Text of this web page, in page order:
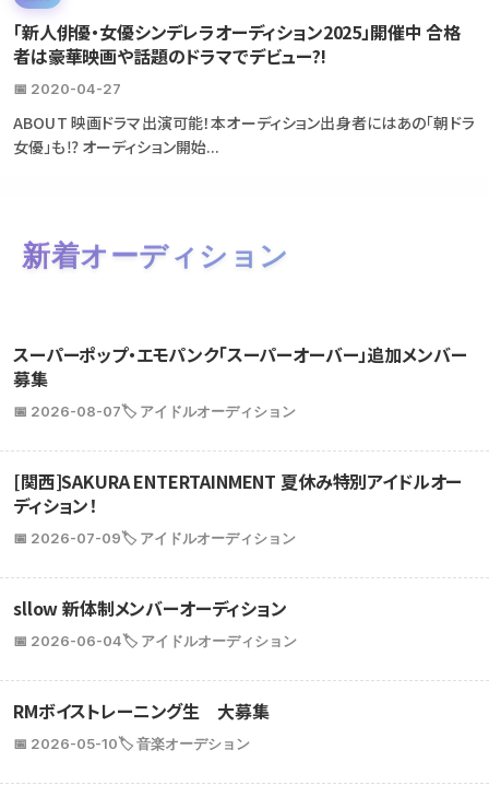
「新人俳優・女優シンデレラオーディション2025」開催中 合格
者は豪華映画や話題のドラマでデビュー?!
📅 2020-04-27
ABOUT 映画ドラマ出演可能！本オーディション出身者にはあの「朝ドラ
女優」も⁉ オーディション開始...
新着オーディション
スーパーポップ・エモパンク「スーパーオーバー」追加メンバー
募集
📅 2026-08-07🏷️ アイドルオーディション
[関西]SAKURA ENTERTAINMENT 夏休み特別アイドルオー
ディション！
📅 2026-07-09🏷️ アイドルオーディション
sllow 新体制メンバーオーディション
📅 2026-06-04🏷️ アイドルオーディション
RMボイストレーニング生 大募集
📅 2026-05-10🏷️ 音楽オーデション